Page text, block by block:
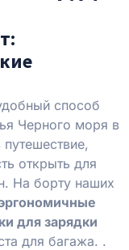
способ
Черного моря в
открыть для
На борту наших
для зарядки
для багажа. .